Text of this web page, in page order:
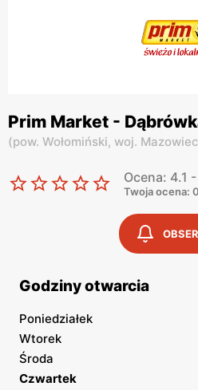
Prim Market -
(pow. Wołomiński, woj.
Ocena: 4.1
Twoja ocena:
Godziny otwarcia
Poniedziałek
Wtorek
Środa
Czwartek